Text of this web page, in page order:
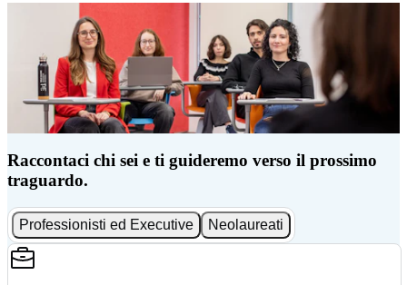
Raccontaci chi sei e ti guideremo verso il prossimo
traguardo.
Professionisti ed Executive Neolaureati